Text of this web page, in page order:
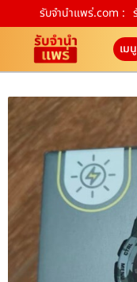
รับจํานําแพร่.com :
เมนู